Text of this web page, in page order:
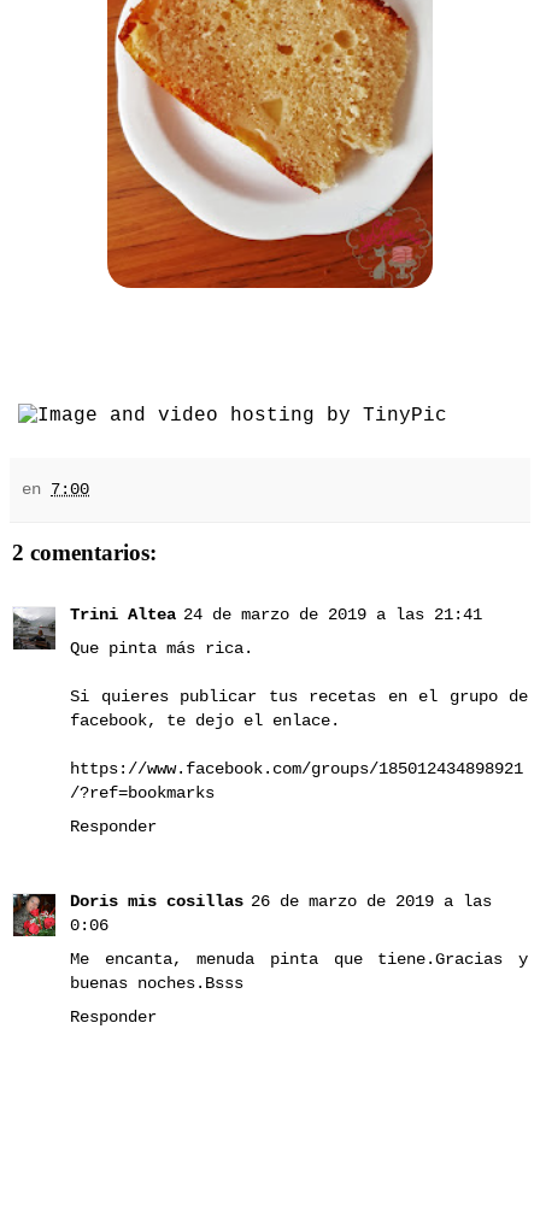
en 7:00
2 comentarios:
Trini Altea 24 de marzo de 2019 a las 21:41
Que pinta más rica.
Si quieres publicar tus recetas en el grupo de
facebook, te dejo el enlace.
https://www.facebook.com/groups/185012434898921
/?ref=bookmarks
Responder
Doris mis cosillas 26 de marzo de 2019 a las
0:06
Me encanta, menuda pinta que tiene.Gracias y
buenas noches.Bsss
Responder